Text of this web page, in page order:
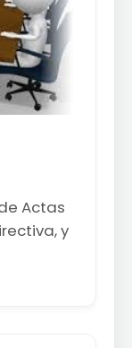
Actas
y